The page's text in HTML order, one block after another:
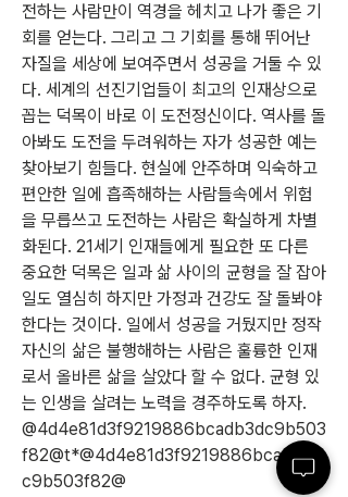
전하는 사람만이 역경을 헤치고 나가 좋은 기
회를 얻는다. 그리고 그 기회를 통해 뛰어난
자질을 세상에 보여주면서 성공을 거둘 수 있
다. 세계의 선진기업들이 최고의 인재상으로
꼽는 덕목이 바로 이 도전정신이다. 역사를 돌
아봐도 도전을 두려워하는 자가 성공한 예는
찾아보기 힘들다. 현실에 안주하며 익숙하고
편안한 일에 흡족해하는 사람들속에서 위험
을 무릅쓰고 도전하는 사람은 확실하게 차별
화된다. 21세기 인재들에게 필요한 또 다른
중요한 덕목은 일과 삶 사이의 균형을 잘 잡아
일도 열심히 하지만 가정과 건강도 잘 돌봐야
한다는 것이다. 일에서 성공을 거뒀지만 정작
자신의 삶은 불행해하는 사람은 훌륭한 인재
로서 올바른 삶을 살았다 할 수 없다. 균형 있
는 인생을 살려는 노력을 경주하도록 하자.
@4d4e81d3f9219886bcadb3dc9b503
f82@t*@4d4e81d3f9219886bcadb3d
c9b503f82@